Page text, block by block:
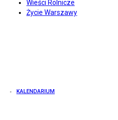
Wieści Rolnicze
Życie Warszawy
KALENDARIUM